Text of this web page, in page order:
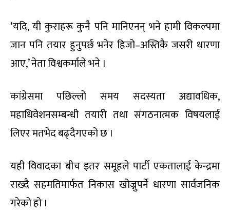
‘यदि, यी कुराहरू कुनै पनि मानिएनन् भने हामी विकल्पमा
जान पनि तयार हुनुपर्छ भनेर हिजो–अस्तिकै जसरी धारणा
आए,’ नेता विश्वकर्माले भने ।
कांग्रेसमा पछिल्लो समय सदस्यता अद्यावधिक,
महाधिवेशनसम्बन्धी तयारी तथा संगठनात्मक विषयलाई
लिएर मतभेद बढ्दैगएको छ ।
यही विवादका बीच इतर समूहले पार्टी एकतालाई केन्द्रमा
राख्दै सहमतिमार्फत निकास खोज्नुपर्ने धारणा सार्वजनिक
गरेको हो ।